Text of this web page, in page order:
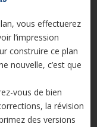
vous effectuerez
l’impression
construire ce plan
nouvelle, c’est que
vous de bien
la révision
des versions